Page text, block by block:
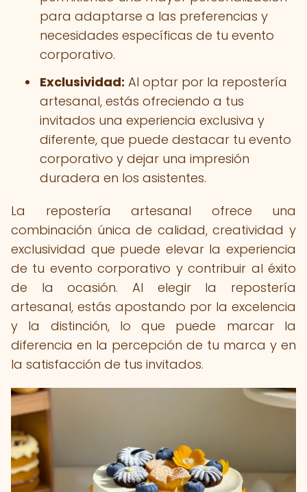
para adaptarse a las preferencias y
necesidades específicas de tu evento
corporativo.
Exclusividad: Al optar por la repostería
artesanal, estás ofreciendo a tus
invitados una experiencia exclusiva y
diferente, que puede destacar tu evento
corporativo y dejar una impresión
duradera en los asistentes.
La repostería artesanal ofrece una
combinación única de calidad, creatividad y
exclusividad que puede elevar la experiencia
de tu evento corporativo y contribuir al éxito
de la ocasión. Al elegir la repostería
artesanal, estás apostando por la excelencia
y la distinción, lo que puede marcar la
diferencia en la percepción de tu marca y en
la satisfacción de tus invitados.